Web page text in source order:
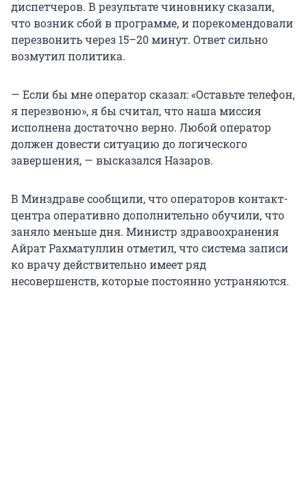
диспетчеров. В результате чиновнику сказали,
что возник сбой в программе, и порекомендовали
перезвонить через 15–20 минут. Ответ сильно
возмутил политика.
— Если бы мне оператор сказал: «Оставьте телефон,
я перезвоню», я бы считал, что наша миссия
исполнена достаточно верно. Любой оператор
должен довести ситуацию до логического
завершения, — высказался Назаров.
В Минздраве сообщили, что операторов контакт-
центра оперативно дополнительно обучили, что
заняло меньше дня. Министр здравоохранения
Айрат Рахматуллин отметил, что система записи
ко врачу действительно имеет ряд
несовершенств, которые постоянно устраняются.